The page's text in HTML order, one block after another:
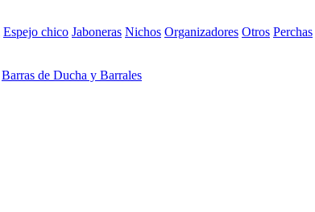
Espejo chico Jaboneras Nichos Organizadores Otros Perchas
Barras de Ducha y Barrales